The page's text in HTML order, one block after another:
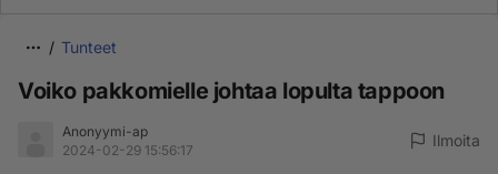
Tunteet
Voiko pakkomielle johtaa lopulta tappoon
Anonyymi-ap
2024-02-29 15:56:17
Ilmoita